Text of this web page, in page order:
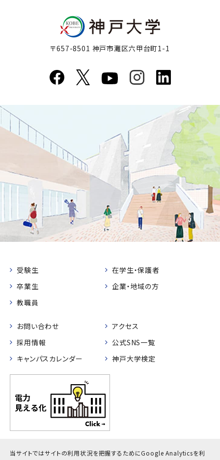
当サイトではサイトの利用状況を把握するためにGoogle Analyticsを利
〒657-8501 神戸市灘区六甲台町1-1
受験生
在学生・保護者
卒業生
企業・地域の方
教職員
お問い合わせ
アクセス
採用情報
公式SNS一覧
キャンパスカレンダー
神戸大学検定
プライバシーポリシー サイトポリシー サイトマップ